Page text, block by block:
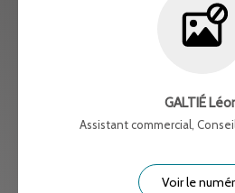
GALTIÉ
Assistant commercial,
Voir le